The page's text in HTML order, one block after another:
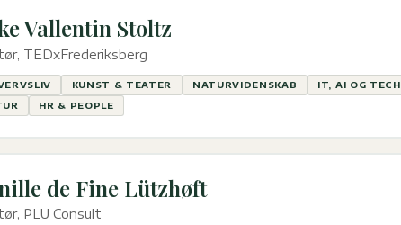
Vallentin Stoltz
TEDxFrederiksberg
KUNST & TEATER NATURVIDENSKAB
IT, AI OG TECH
HR & PEOPLE
de Fine Lützhøft
PLU Consult